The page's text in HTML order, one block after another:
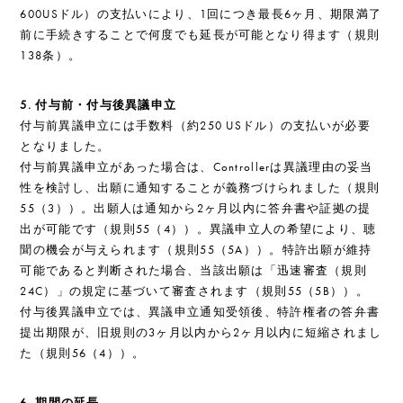
600USドル）の支払いにより、1回につき最長6ヶ月、期限満了
前に手続きすることで何度でも延長が可能となり得ます（規則
138条）。
5. 付与前・付与後異議申立
付与前異議申立には手数料（約250 USドル）の支払いが必要
となりました。
付与前異議申立があった場合は、Controllerは異議理由の妥当
性を検討し、出願に通知することが義務づけられました（規則
55（3））。出願人は通知から2ヶ月以内に答弁書や証拠の提
出が可能です（規則55（4））。異議申立人の希望により、聴
聞の機会が与えられます（規則55（5A））。特許出願が維持
可能であると判断された場合、当該出願は「迅速審査（規則
24C）」の規定に基づいて審査されます（規則55（5B））。
付与後異議申立では、異議申立通知受領後、特許権者の答弁書
提出期限が、旧規則の3ヶ月以内から2ヶ月以内に短縮されまし
た（規則56（4））。